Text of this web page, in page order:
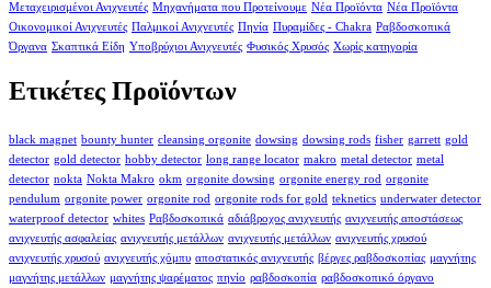
Μεταχειρισμένοι Ανιχνευτές Μηχανήματα που Προτείνουμε Νέα Προϊόντα Νέα Προϊόντα
Οικονομικοί Ανιχνευτές Παλμικοί Ανιχνευτές Πηνία Πυραμίδες - Chakra Ραβδοσκοπικά
Όργανα Σκαπτικά Είδη Υποβρύχιοι Ανιχνευτές Φυσικός Χρυσός Χωρίς κατηγορία
Ετικέτες Προϊόντων
black magnet bounty hunter cleansing orgonite dowsing dowsing rods fisher garrett gold
detector gold detector hobby detector long range locator makro metal detector metal
detector nokta Nokta Makro okm orgonite dowsing orgonite energy rod orgonite
pendulum orgonite power orgonite rod orgonite rods for gold teknetics underwater detector
waterproof detector whites Ραβδοσκοπικά αδιάβροχος ανιχνευτής ανιχνευτής αποστάσεως
ανιχνευτής ασφαλείας ανιχνευτής μετάλλων ανιχνευτής μετάλλων ανιχνευτής χρυσού
ανιχνευτής χρυσού ανιχνευτής χόμπυ αποστατικός ανιχνευτής βέργες ραβδοσκοπίας μαγνήτης
μαγνήτης μετάλλων μαγνήτης ψαρέματος πηνίο ραβδοσκοπία ραβδοσκοπικό όργανο